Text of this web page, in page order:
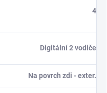
4
Digitální 2 vodiče
Na povrch zdi - exter.